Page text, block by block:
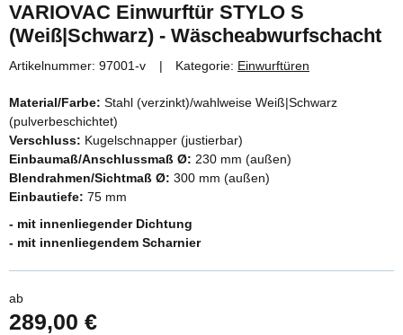
VARIOVAC Einwurftür STYLO S
(Weiß|Schwarz) - Wäscheabwurfschacht
Artikelnummer: 97001-v Kategorie: Einwurftüren
Material/Farbe: Stahl (verzinkt)/wahlweise Weiß|Schwarz
(pulverbeschichtet)
Verschluss: Kugelschnapper (justierbar)
Einbaumaß/Anschlussmaß Ø: 230 mm (außen)
Blendrahmen/Sichtmaß Ø: 300 mm (außen)
Einbautiefe: 75 mm
- mit innenliegender Dichtung
- mit innenliegendem Scharnier
ab
289,00 €